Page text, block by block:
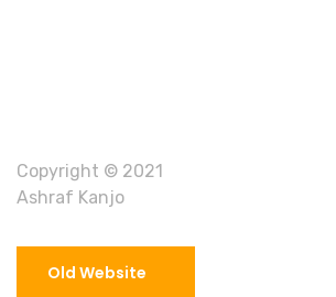
Copyright © 2021
Ashraf Kanjo
Old Website